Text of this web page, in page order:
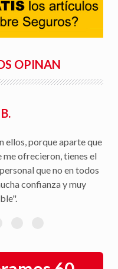
OPINAN
ellos, porque aparte que
ofrecieron, tienes el
que no en todos
confianza y muy